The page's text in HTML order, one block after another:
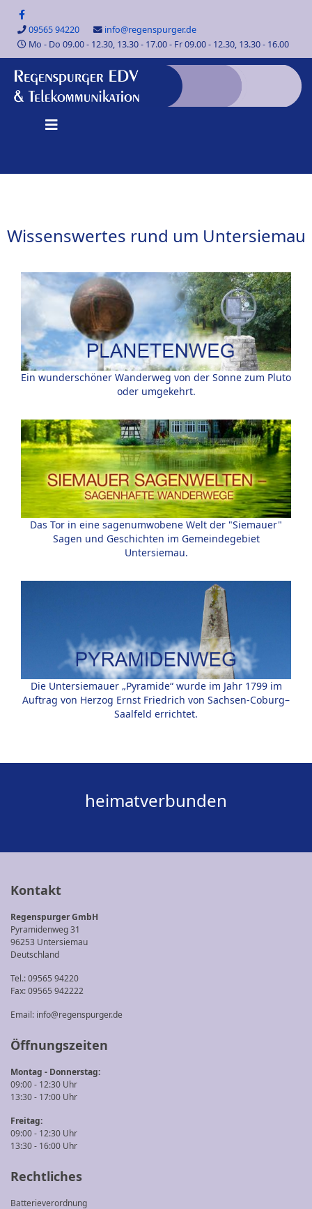
09565 94220
info@regenspurger.de
Mo - Do 09.00 - 12.30, 13.30 - 17.00 - Fr 09.00 - 12.30, 13.30 - 16.00
Wissenswertes rund um Untersiemau
Ein wunderschöner Wanderweg von der Sonne zum Pluto
oder umgekehrt.
Das Tor in eine sagenumwobene Welt der "Siemauer"
Sagen und Geschichten im Gemeindegebiet
Untersiemau.
Die Untersiemauer „Pyramide“ wurde im Jahr 1799 im
Auftrag von Herzog Ernst Friedrich von Sachsen-Coburg–
Saalfeld errichtet.
heimatverbunden
Kontakt
Regenspurger GmbH
Pyramidenweg 31
96253 Untersiemau
Deutschland
Tel.: 09565 94220
Fax: 09565 942222
Email: info@regenspurger.de
Öffnungszeiten
Montag - Donnerstag:
09:00 - 12:30 Uhr
13:30 - 17:00 Uhr
Freitag:
09:00 - 12:30 Uhr
13:30 - 16:00 Uhr
Rechtliches
Batterieverordnung